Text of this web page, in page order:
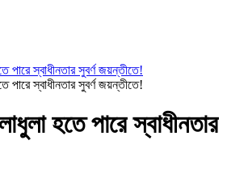
পারে স্বাধীনতার সুবর্ণ জয়ন্তীতে!
পারে স্বাধীনতার সুবর্ণ জয়ন্তীতে!
হতে পারে স্বাধীনতার